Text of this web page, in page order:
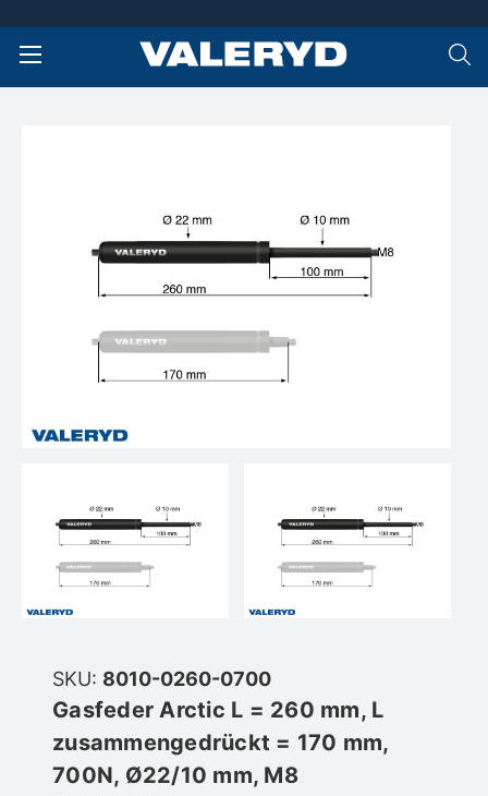
SKU: 8010-0260-0700
Gasfeder Arctic L = 260 mm, L
zusammengedrückt = 170 mm,
700N, Ø22/10 mm, M8